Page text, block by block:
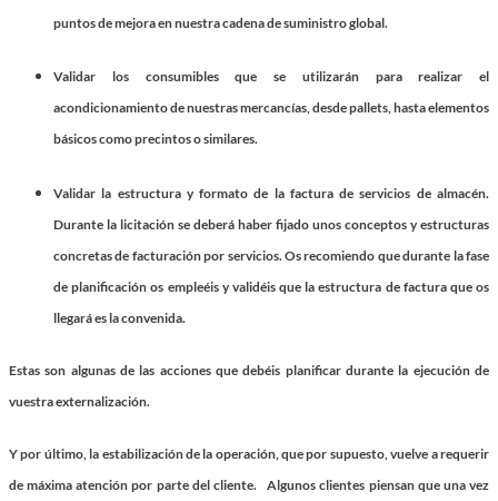
puntos de mejora en nuestra cadena de suministro global.
Validar los consumiblesque se utilizarán para realizar el
acondicionamiento de nuestras mercancías, desde pallets, hasta elementos
básicos como precintos o similares.
Validar la estructura y formato de la factura de servicios de almacén.
Durante la licitación se deberá haber fijado unos conceptos y estructuras
concretas de facturación por servicios. Os recomiendo que durante la fase
de planificación os empleéis y validéis que la estructura de factura que os
llegará es la convenida.
Estas son algunas de las acciones que debéis planificar durante la ejecución de
vuestra externalización.
Y por último, la estabilizaciónde la operación,que por supuesto, vuelve a requerir
de máxima atención por parte del cliente. Algunos clientes piensan que una vez